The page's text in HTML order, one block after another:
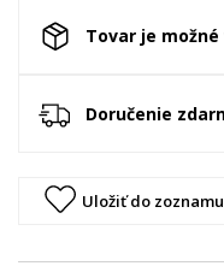
Tovar je
Doručenie
Uložiť do